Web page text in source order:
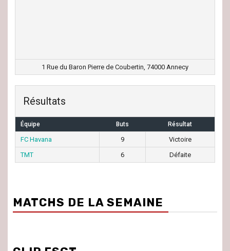
1 Rue du Baron Pierre de Coubertin, 74000 Annecy
Résultats
Équipe Buts Résultat
FC Havana 9
Victoire
TMT
6 Défaite
MATCHS DE LA SEMAINE